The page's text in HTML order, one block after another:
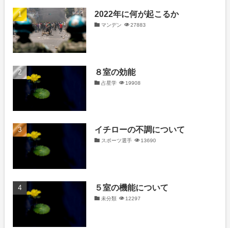
2022年に何が起こるか
マンデン 27883
８室の効能
占星学 19908
イチローの不調について
スポーツ選手 13690
５室の機能について
未分類 12297